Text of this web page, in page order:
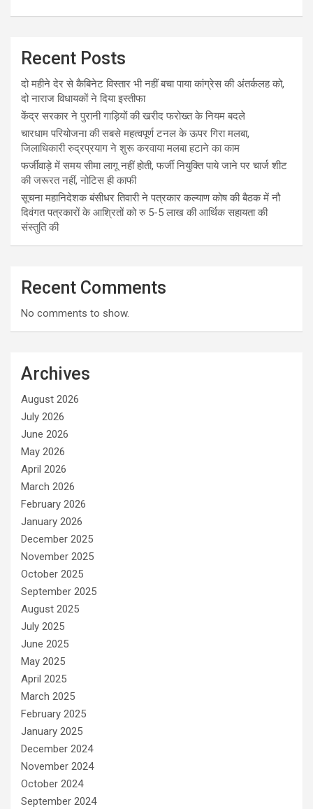
Recent Posts
दो महीने देर से कैबिनेट विस्तार भी नहीं बचा पाया कांग्रेस की अंतर्कलह को,
दो नाराज विधायकों ने दिया इस्तीफा
केंद्र सरकार ने पुरानी गाड़ियों की खरीद फरोख्त के नियम बदले
चारधाम परियोजना की सबसे महत्वपूर्ण टनल के ऊपर गिरा मलबा,
जिलाधिकारी रुद्रप्रयाग ने शुरू करवाया मलबा हटाने का काम
फर्जीवाड़े में समय सीमा लागू नहीं होती, फर्जी नियुक्ति पाये जाने पर चार्ज शीट
की जरूरत नहीं, नोटिस ही काफी
सूचना महानिदेशक बंसीधर तिवारी ने पत्रकार कल्याण कोष की बैठक में नौ
दिवंगत पत्रकारों के आश्रितों को रु 5-5 लाख की आर्थिक सहायता की
संस्तुति की
Recent Comments
No comments to show.
Archives
August 2026
July 2026
June 2026
May 2026
April 2026
March 2026
February 2026
January 2026
December 2025
November 2025
October 2025
September 2025
August 2025
July 2025
June 2025
May 2025
April 2025
March 2025
February 2025
January 2025
December 2024
November 2024
October 2024
September 2024